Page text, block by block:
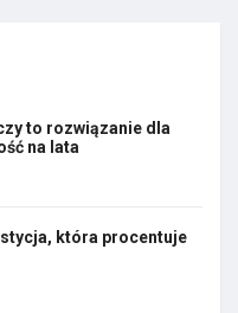
to rozwiązanie dla
na lata
która procentuje